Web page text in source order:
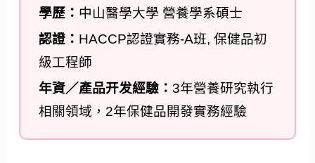
學歷： 中山醫學大學 營養學系碩士
認證： HACCP認證實務-A班, 保健品初
級工程師
年資／產品开发經驗：3年營養研究執行
相關領域，2年保健品開發實務經驗